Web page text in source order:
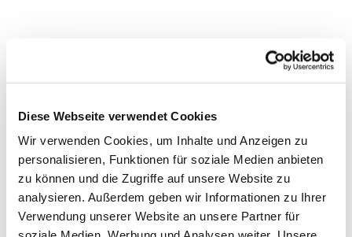
Diese Webseite verwendet Cookies
Wir verwenden Cookies, um Inhalte und Anzeigen zu
personalisieren, Funktionen für soziale Medien anbieten
zu können und die Zugriffe auf unsere Website zu
analysieren. Außerdem geben wir Informationen zu Ihrer
Verwendung unserer Website an unsere Partner für